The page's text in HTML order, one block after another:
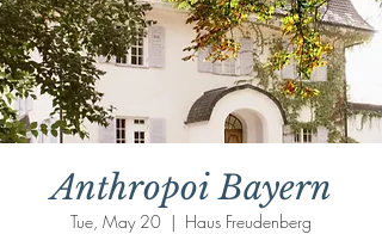
Anthropoi Bayern
Tue, May 20
  |
Haus Freudenberg